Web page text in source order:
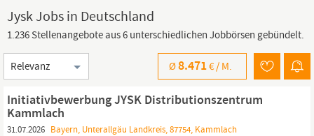
Jysk Jobs in Deutschland
1.236 Stellenangebote aus 6 unterschiedlichen Jobbörsen gebündelt.
Sortierung
Ø8.471€ / M.
Initiativbewerbung JYSK Distributionszentrum
Kammlach
31.07.2026 Bayern, Unterallgäu Landkreis, 87754, Kammlach